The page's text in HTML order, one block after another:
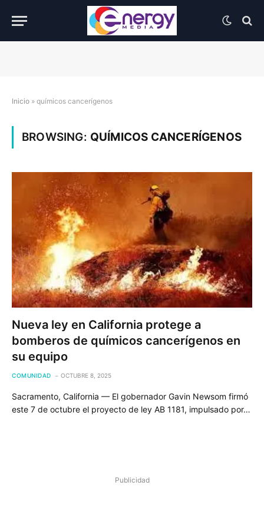
Inicio » químicos cancerígenos
BROWSING: QUÍMICOS CANCERÍGENOS
Nueva ley en California protege a
bomberos de químicos cancerígenos en
su equipo
COMUNIDAD OCTUBRE 8, 2025
Sacramento, California — El gobernador Gavin Newsom firmó
este 7 de octubre el proyecto de ley AB 1181, impulsado por…
Publicidad